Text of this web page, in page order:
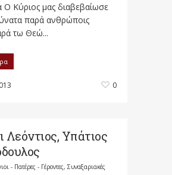
Ο Κύριος μας διαβεβαίωσε
παρά ανθρώποις
τω Θεώ...
0
Λεόντιος, Υπάτιος
- Πατέρες - Γέροντες, Συναξαριακές